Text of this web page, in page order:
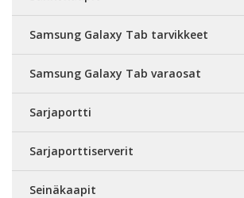
Samsung Galaxy Tab tarvikkeet
Samsung Galaxy Tab varaosat
Sarjaportti
Sarjaporttiserverit
Seinäkaapit